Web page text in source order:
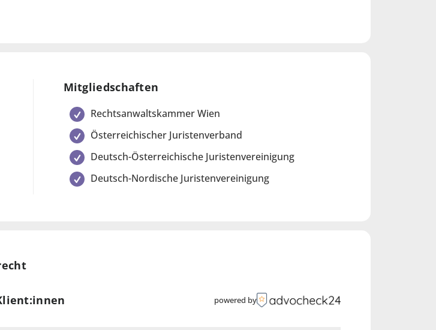
von Geschäftsraum-Mietverträgen geht.
Mitgliedschaften
Rechtsanwaltskammer Wien
Österreichischer Juristenverband
Deutsch-Österreichische Juristenvereinigung
Deutsch-Nordische Juristenvereinigung
powered by